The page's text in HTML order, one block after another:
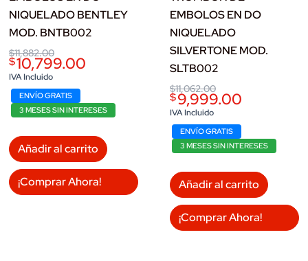
NIQUELADO BENTLEY
MOD. BNTB002
$11,882.00
Original
price
was:
$11,882.00.
$10,799.00
Current
price
is:
$10,799.00.
IVA Incluido
ENVÍO GRATIS
3 MESES SIN INTERESES
Añadir al carrito
¡Comprar Ahora!
EMBOLOS EN DO
NIQUELADO
SILVERTONE MOD.
SLTB002
$11,062.00
Original
price
was:
$11,062.00.
$9,999.00
Current
price
is:
$9,999.00.
IVA Incluido
ENVÍO GRATIS
3 MESES SIN INTERESES
Añadir al carrito
¡Comprar Ahora!